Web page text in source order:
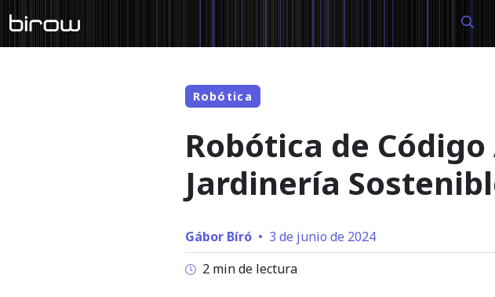
Robótica
Robótica de
Jardinería
Gábor Bíró • 3 de junio de 2024
2 min de lectura